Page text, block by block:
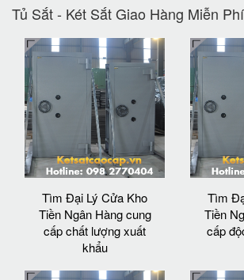
Tủ Sắt - Két Sắt Giao Hàng Miễn
Tìm Đại Lý Cửa Kho
Tiền Ngân Hàng cung
cấp chất lượng xuất
khẩu
Tìm
Tiền
cấp